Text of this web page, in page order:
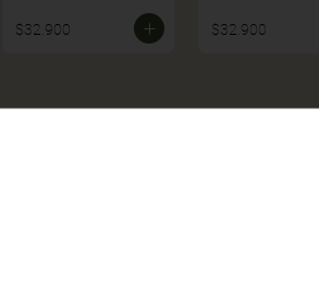
$32.900 $32.900